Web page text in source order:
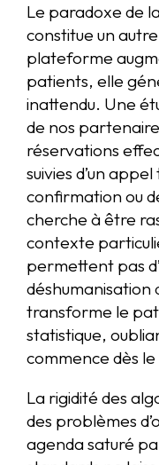
Le paradoxe de
constitue un
plateforme
patients, elle
inattendu. Une
de nos
réservations
suivies d’un
confirmation ou
cherche à être
contexte
permettent pas
déshumanisation
transforme le
statistique,
commence dès
La rigidité des
des problèmes
agenda saturé